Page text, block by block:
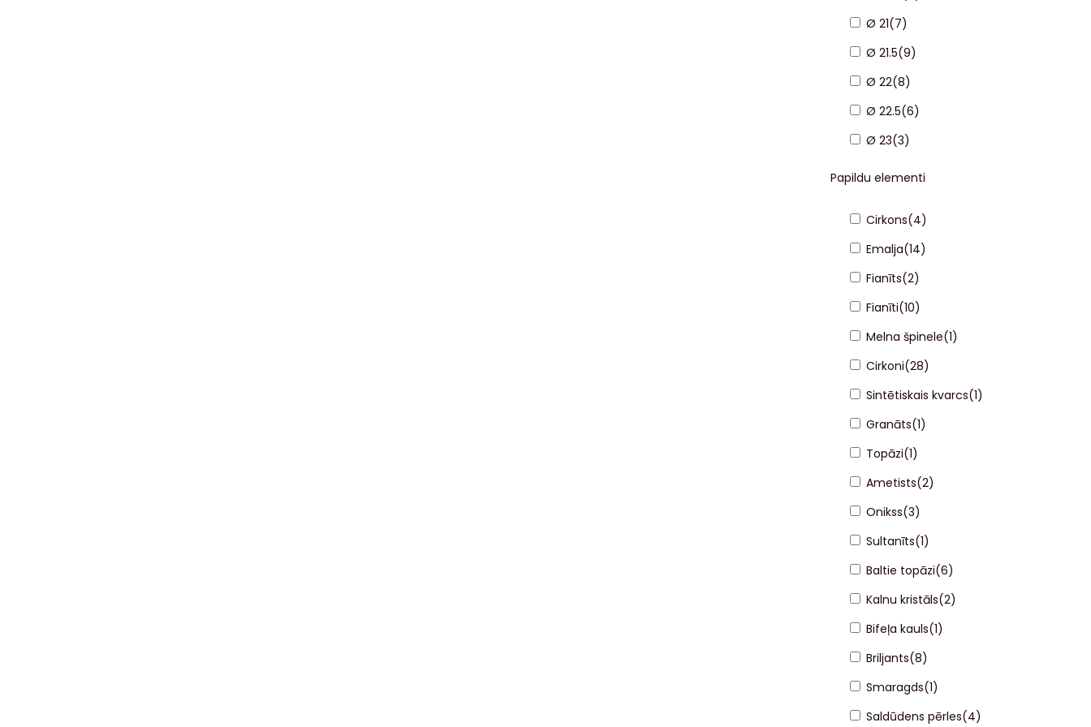
Ø 21(7)
Ø 21.5(9)
Ø 22(8)
Ø 22.5(6)
Ø 23(3)
Papildu elementi
Cirkons(4)
Emalja(14)
Fianīts(2)
Fianīti(10)
Melna špinele(1)
Cirkoni(28)
Sintētiskais kvarcs(1)
Granāts(1)
Topāzi(1)
Ametists(2)
Onikss(3)
Sultanīts(1)
Baltie topāzi(6)
Kalnu kristāls(2)
Bifeļa kauls(1)
Briljants(8)
Smaragds(1)
Saldūdens pērles(4)